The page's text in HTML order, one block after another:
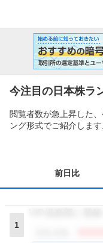
今注目の日本株ラ
閲覧者数が急上昇した
ング形式でご紹介します
前日比
1